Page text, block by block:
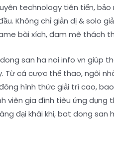
technology tiên tiến,
Không chỉ giản dị & solo
bài xích, đam mê thách
san ha noi info vn giúp
Từ cá cược thể thao, ngôi
hình thức giải trí cao,
gia đình tiêu ứng dụng
đại khái khi, bat dong